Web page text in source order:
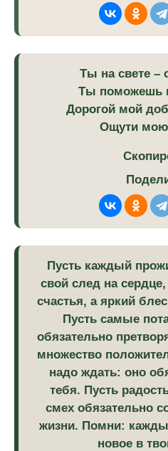
Ты на свете –
Ты поможешь
Дорогой мой
Ощути
Пусть каждый
свой след на
счастья, а яркий
Пусть самые
обязательно
множество
надо ждать: оно
тебя. Пусть
смех обязательно
жизни. Помни:
новое в